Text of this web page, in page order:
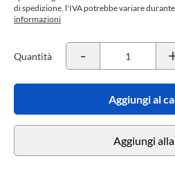
di spedizione, l'IVA potrebbe variare
informazioni
Quantità -
Aggiungi al
Aggiungi